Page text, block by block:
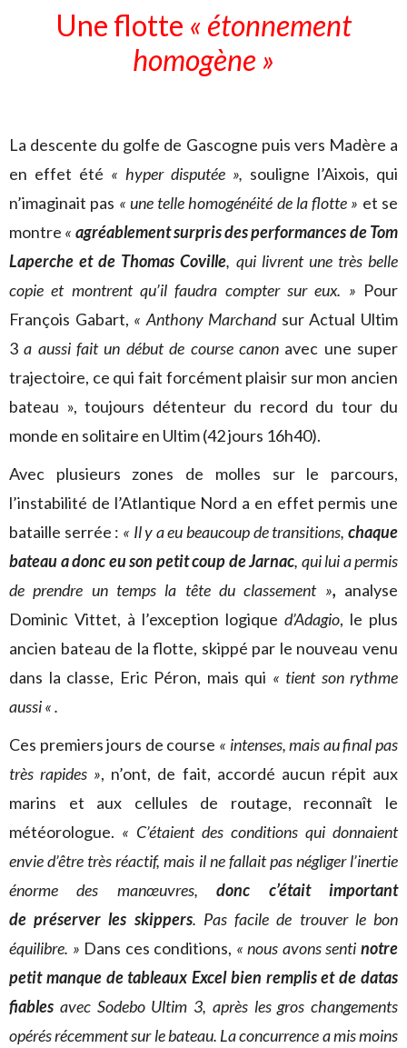
Une flotte « étonnement
homogène »
La descente du golfe de Gascogne puis vers Madère a
en effet été « hyper disputée », souligne l’Aixois, qui
n’imaginait pas « une telle homogénéité de la flotte » et se
montre « agréablement surpris des performances de Tom
Laperche et de Thomas Coville, qui livrent une très belle
copie et montrent qu’il faudra compter sur eux. » Pour
François Gabart, « Anthony Marchand sur Actual Ultim
3 a aussi fait un début de course canon avec une super
trajectoire, ce qui fait forcément plaisir sur mon ancien
bateau », toujours détenteur du record du tour du
monde en solitaire en Ultim (42 jours 16h40).
Avec plusieurs zones de molles sur le parcours,
l’instabilité de l’Atlantique Nord a en effet permis une
bataille serrée : « Il y a eu beaucoup de transitions,chaque
bateau a donc eu son petit coup de Jarnac, qui lui a permis
de prendre un temps la tête du classement », analyse
Dominic Vittet, à l’exception logique d’Adagio, le plus
ancien bateau de la flotte, skippé par le nouveau venu
dans la classe, Eric Péron, mais qui « tient son rythme
aussi « .
Ces premiers jours de course « intenses, mais au final pas
très rapides », n’ont, de fait, accordé aucun répit aux
marins et aux cellules de routage, reconnaît le
météorologue. « C’étaient des conditions qui donnaient
envie d’être très réactif, mais il ne fallait pas négliger l’inertie
énorme des manœuvres, donc c’était important
de préserver les skippers. Pas facile de trouver le bon
équilibre. » Dans ces conditions, « nous avons sentinotre
petit manque de tableaux Excel bien remplis et de datas
fiables avec Sodebo Ultim 3, après les gros changements
opérés récemment sur le bateau. La concurrence a mis moins